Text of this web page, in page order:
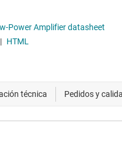
Power Amplifier datasheet
| HTML